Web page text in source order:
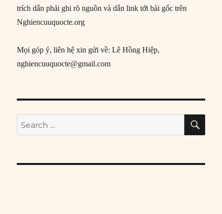
trích dẫn phải ghi rõ nguồn và dẫn link tới bài gốc trên
Nghiencuuquocte.org
Mọi góp ý, liên hệ xin gửi về: Lê Hồng Hiệp,
nghiencuuquocte@gmail.com
Search
for: